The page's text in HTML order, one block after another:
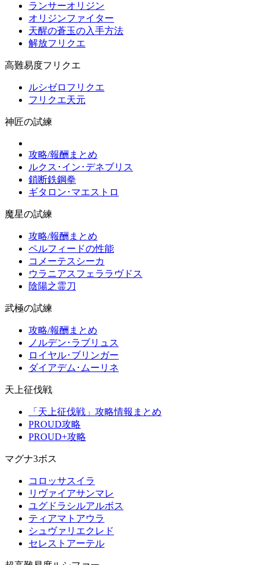
ランサーオリジン
オリジンファイター
天醒の蒼玉の入手方法
解放フリクエ
高難易度フリクエ
ルシゼロフリクエ
フリクエ天元
神匠の試練
攻略/報酬まとめ
ルクス･イン･デネブリス
鎖断鉄鋼拳
ギタロン･マエストロ
魔星の試練
攻略/報酬まとめ
ペルフィードの性能
コメーテスシーカ
ウラニアスフェララヴドス
陰陽之霊刀
武極の試練
攻略/報酬まとめ
ノルデン･ラブリュス
ロイヤル･ブリンガー
ダイアデム･ムーリネ
天上征伐戦
「天上征伐戦」攻略情報まとめ
PROUD攻略
PROUD+攻略
マグナ3ボス
コロッサスイラ
リヴァイアサンマレ
ユグドラシルアルボス
ティアマトアウラ
シュヴァリエクレド
セレストアーテル